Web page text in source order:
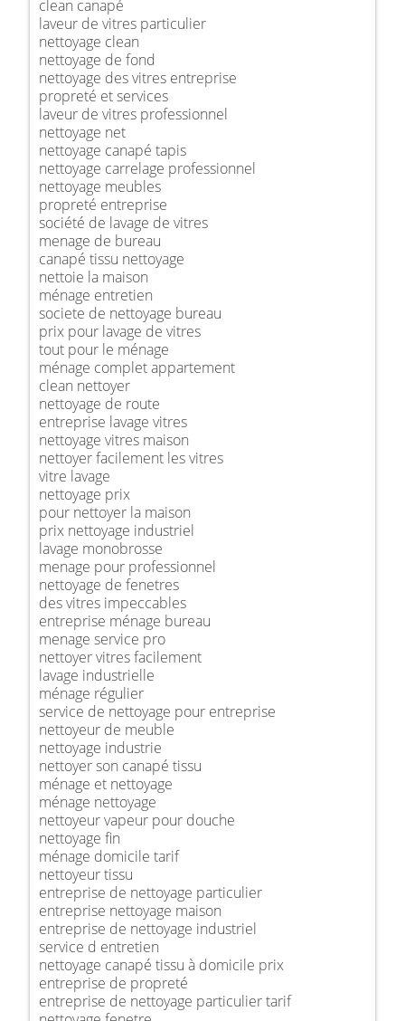
clean canapé
laveur de vitres particulier
nettoyage clean
nettoyage de fond
nettoyage des vitres entreprise
propreté et services
laveur de vitres professionnel
nettoyage net
nettoyage canapé tapis
nettoyage carrelage professionnel
nettoyage meubles
propreté entreprise
société de lavage de vitres
menage de bureau
canapé tissu nettoyage
nettoie la maison
ménage entretien
societe de nettoyage bureau
prix pour lavage de vitres
tout pour le ménage
ménage complet appartement
clean nettoyer
nettoyage de route
entreprise lavage vitres
nettoyage vitres maison
nettoyer facilement les vitres
vitre lavage
nettoyage prix
pour nettoyer la maison
prix nettoyage industriel
lavage monobrosse
menage pour professionnel
nettoyage de fenetres
des vitres impeccables
entreprise ménage bureau
menage service pro
nettoyer vitres facilement
lavage industrielle
ménage régulier
service de nettoyage pour entreprise
nettoyeur de meuble
nettoyage industrie
nettoyer son canapé tissu
ménage et nettoyage
ménage nettoyage
nettoyeur vapeur pour douche
nettoyage fin
ménage domicile tarif
nettoyeur tissu
entreprise de nettoyage particulier
entreprise nettoyage maison
entreprise de nettoyage industriel
service d entretien
nettoyage canapé tissu à domicile prix
entreprise de propreté
entreprise de nettoyage particulier tarif